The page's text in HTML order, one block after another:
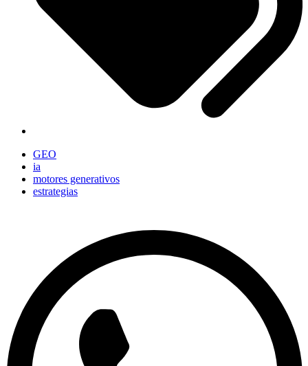
GEO
ia
motores generativos
estrategias